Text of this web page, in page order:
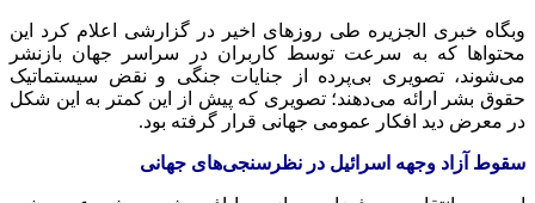
وبگاه خبری الجزیره طی روزهای اخیر در گزارشی اعلام کرد این
محتواها که به سرعت توسط کاربران در سراسر جهان بازنشر
می‌شوند، تصویری بی‌پرده از جنایات جنگی و نقض سیستماتیک
حقوق بشر ارائه می‌دهند؛ تصویری که پیش از این کمتر به این شکل
در معرض دید افکار عمومی جهانی قرار گرفته بود.
سقوط آزاد وجهه اسرائیل در نظرسنجی‌های جهانی